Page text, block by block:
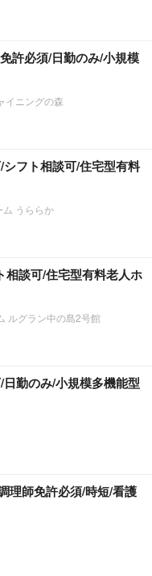
許必須/日勤のみ/小規模
イニングの森
シフト相談可/住宅型有料
うららか
相談可/住宅型有料老人ホ
ルグラン中の島2号館
日勤のみ/小規模多機能型
理師免許必須/時短/看護